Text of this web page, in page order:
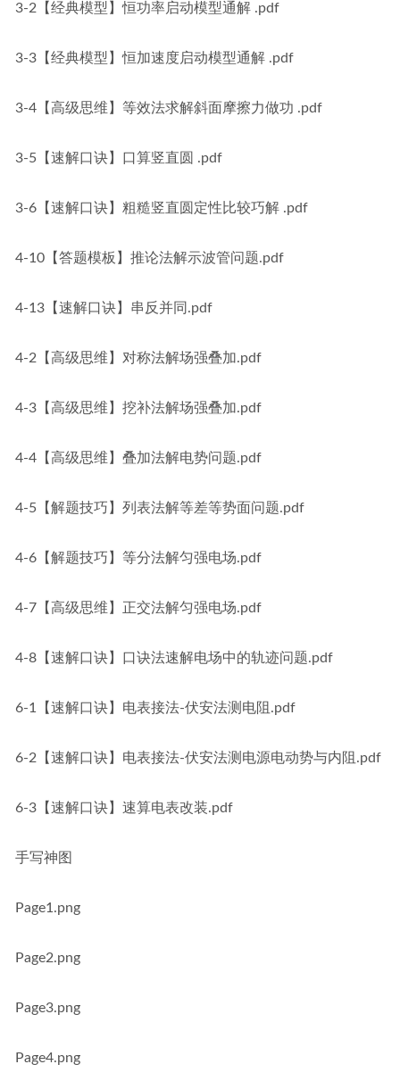
3-2【经典模型】恒功率启动模型通解 .pdf
3-3【经典模型】恒加速度启动模型通解 .pdf
3-4【高级思维】等效法求解斜面摩擦力做功 .pdf
3-5【速解口诀】口算竖直圆 .pdf
3-6【速解口诀】粗糙竖直圆定性比较巧解 .pdf
4-10【答题模板】推论法解示波管问题.pdf
4-13【速解口诀】串反并同.pdf
4-2【高级思维】对称法解场强叠加.pdf
4-3【高级思维】挖补法解场强叠加.pdf
4-4【高级思维】叠加法解电势问题.pdf
4-5【解题技巧】列表法解等差等势面问题.pdf
4-6【解题技巧】等分法解匀强电场.pdf
4-7【高级思维】正交法解匀强电场.pdf
4-8【速解口诀】口诀法速解电场中的轨迹问题.pdf
6-1【速解口诀】电表接法-伏安法测电阻.pdf
6-2【速解口诀】电表接法-伏安法测电源电动势与内阻.pdf
6-3【速解口诀】速算电表改装.pdf
手写神图
Page1.png
Page2.png
Page3.png
Page4.png